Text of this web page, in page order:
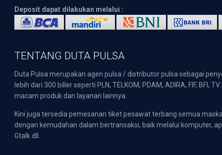
Deposit dapat dilakukan melalui :
TENTANG DUTA PULSA
Duta Pulsa merupakan agen pulsa / distributor pulsa sebagai
lebih dari 300 biller seperti PLN, TELKOM, PDAM, ADIRA, FIF,
macam produk dan layanan lainnya.
Kini juga tersedia pemesanan tiket pesawat terbang semua
dengan kemudahan dalam bertransaksi, baik melalui komputer,
Gtalk dll.